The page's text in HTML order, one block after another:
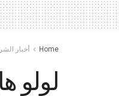
Home أخبار